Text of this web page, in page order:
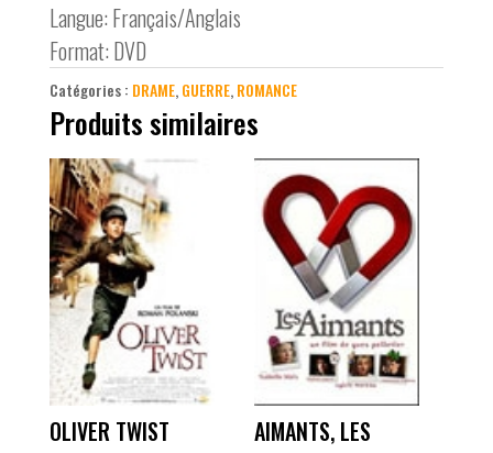
Langue: Français/Anglais
Format: DVD
Catégories : DRAME,GUERRE,ROMANCE
Produits similaires
OLIVER TWIST AIMANTS, LES